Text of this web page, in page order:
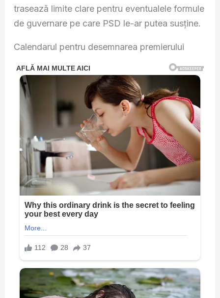
trasează limite clare pentru eventualele formule
de guvernare pe care PSD le-ar putea susține.
Calendarul pentru desemnarea premierului